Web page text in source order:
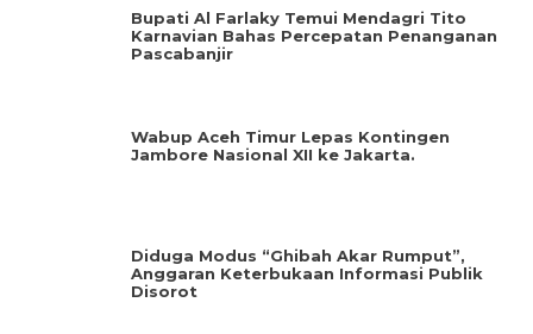
Bupati Al Farlaky Temui Mendagri Tito
Karnavian Bahas Percepatan Penanganan
Pascabanjir
Wabup Aceh Timur Lepas Kontingen
Jambore Nasional XII ke Jakarta.
Diduga Modus “Ghibah Akar Rumput”,
Anggaran Keterbukaan Informasi Publik
Disorot